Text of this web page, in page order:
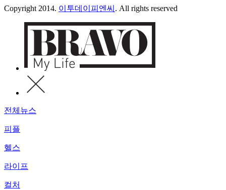
Copyright 2014. 이투데이피엔씨 . All rights reserved
전체뉴스
피플
헬스
라이프
컬처